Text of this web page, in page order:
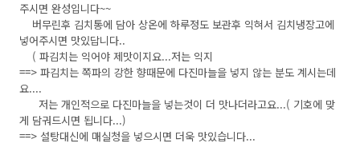
주시면 완성입니다~~
버무린후 김치통에 담아 상온에 하루정도 보관후 익혀서 김치냉장고에
넣어주시면 맛있답니다..
( 파김치는 익어야 제맛이지요...저는 익지
==> 파김치는 쪽파의 강한 향때문에 다진마늘을 넣지 않는 분도 계시는데
요....
저는 개인적으로 다진마늘을 넣는것이 더 맛나더라고요...( 기호에 맞
게 담궈드시면 됩니다...)
==> 설탕대신에 매실청을 넣으시면 더욱 맛있습니다...